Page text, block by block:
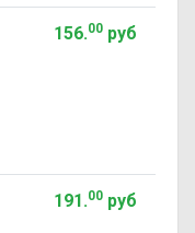
156.00руб
191.00руб